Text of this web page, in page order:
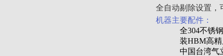
全自动剔除设置，
机器主要配件：
全304不锈
装HBM高
中国台湾气